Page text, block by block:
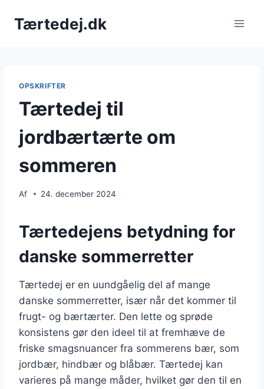
Tærtedej.dk
OPSKRIFTER
Tærtedej til
jordbærtærte om
sommeren
Af 24. december 2024
Tærtedejens betydning for
danske sommerretter
Tærtedej er en uundgåelig del af mange
danske sommerretter, især når det kommer til
frugt- og bærtærter. Den lette og sprøde
konsistens gør den ideel til at fremhæve de
friske smagsnuancer fra sommerens bær, som
jordbær, hindbær og blåbær. Tærtedej kan
varieres på mange måder, hvilket gør den til en